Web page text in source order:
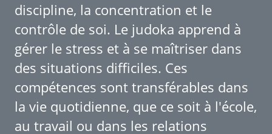
discipline, la concentration et le
contrôle de soi. Le judoka apprend à
gérer le stress et à se maîtriser dans
des situations difficiles. Ces
compétences sont transférables dans
la vie quotidienne, que ce soit à l'école,
au travail ou dans les relations